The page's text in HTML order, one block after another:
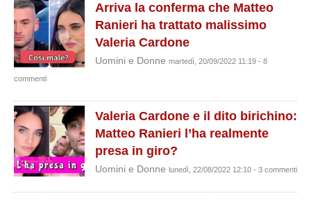
Arriva la conferma che Matteo
Ranieri ha trattato malissimo
Valeria Cardone
Uomini e Donne martedì, 20/09/2022 11:19 - 8
commenti
Valeria Cardone e il dito birichino:
Matteo Ranieri l’ha realmente
presa in giro?
Uomini e Donne lunedì, 22/08/2022 12:10 - 3 commenti